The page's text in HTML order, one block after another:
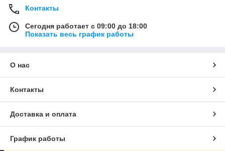
Контакты
Сегодня работает с 09:00 до 18:00
Показать весь график работы
О нас
Контакты
Доставка и оплата
График работы